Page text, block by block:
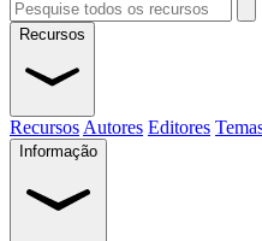
Recursos
Recursos Autores Editores
Informação